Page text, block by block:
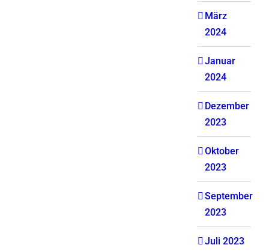
März
2024
Januar
2024
Dezember
2023
Oktober
2023
September
2023
Juli 2023